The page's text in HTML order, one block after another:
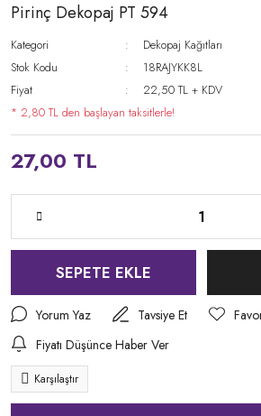
Pirinç Dekopaj PT 594
Kategori
Dekopaj Kağıtları
Stok Kodu
18RAJYKK8L
Fiyat
22,50 TL + KDV
* 2,80 TL den başlayan taksitlerle!
27,00 TL
SEPETE EKLE
Yorum Yaz
Tavsiye Et
Fiyatı Düşünce Haber Ver
Karşılaştır